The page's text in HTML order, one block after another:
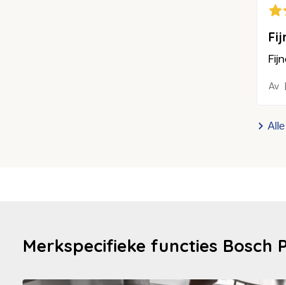
Av
Merkspecifieke functies Bosch